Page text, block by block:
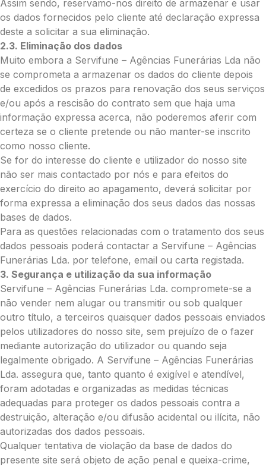
Média (€100)
Grande (€115)
Cruz:
Pequena (€85)
Média (€100)
Grande (€115)
Coração:
Pequena (€85)
Média (€100)
Grande (€115)
Coroa:
Mini (€75)
Pequena (€85)
Média (€100)
Grande (€115)
O seu nome
Contacto telefónico*
O seu email*
Mensagem a constar no cartão
Pedidos/Informações adicionais
Assim sendo, reservamo-nos direito de armazenar e usar
os dados fornecidos pelo cliente até declaração expressa
deste a solicitar a sua eliminação.
2.3. Eliminação dos dados
Muito embora a Servifune – Agências Funerárias Lda não
se comprometa a armazenar os dados do cliente depois
de excedidos os prazos para renovação dos seus serviços
e/ou após a rescisão do contrato sem que haja uma
informação expressa acerca, não poderemos aferir com
certeza se o cliente pretende ou não manter-se inscrito
como nosso cliente.
Se for do interesse do cliente e utilizador do nosso site
não ser mais contactado por nós e para efeitos do
exercício do direito ao apagamento, deverá solicitar por
forma expressa a eliminação dos seus dados das nossas
bases de dados.
Para as questões relacionadas com o tratamento dos seus
dados pessoais poderá contactar a Servifune – Agências
Funerárias Lda. por telefone, email ou carta registada.
3. Segurança e utilização da sua informação
Servifune – Agências Funerárias Lda. compromete-se a
não vender nem alugar ou transmitir ou sob qualquer
outro título, a terceiros quaisquer dados pessoais enviados
pelos utilizadores do nosso site, sem prejuízo de o fazer
mediante autorização do utilizador ou quando seja
legalmente obrigado. A Servifune – Agências Funerárias
Lda. assegura que, tanto quanto é exigível e atendível,
foram adotadas e organizadas as medidas técnicas
adequadas para proteger os dados pessoais contra a
destruição, alteração e/ou difusão acidental ou ilícita, não
autorizadas dos dados pessoais.
Qualquer tentativa de violação da base de dados do
presente site será objeto de ação penal e queixa-crime,